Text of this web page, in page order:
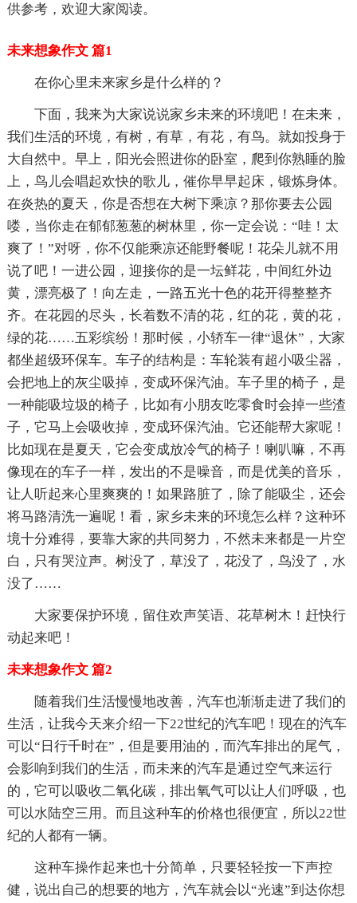
供参考，欢迎大家阅读。
未来想象作文 篇1
在你心里未来家乡是什么样的？
下面，我来为大家说说家乡未来的环境吧！在未来，
我们生活的环境，有树，有草，有花，有鸟。就如投身于
大自然中。早上，阳光会照进你的卧室，爬到你熟睡的脸
上，鸟儿会唱起欢快的歌儿，催你早早起床，锻炼身体。
在炎热的夏天，你是否想在大树下乘凉？那你要去公园
喽，当你走在郁郁葱葱的树林里，你一定会说：“哇！太
爽了！”对呀，你不仅能乘凉还能野餐呢！花朵儿就不用
说了吧！一进公园，迎接你的是一坛鲜花，中间红外边
黄，漂亮极了！向左走，一路五光十色的花开得整整齐
齐。在花园的尽头，长着数不清的花，红的花，黄的花，
绿的花……五彩缤纷！那时候，小轿车一律“退休”，大家
都坐超级环保车。车子的结构是：车轮装有超小吸尘器，
会把地上的灰尘吸掉，变成环保汽油。车子里的椅子，是
一种能吸垃圾的椅子，比如有小朋友吃零食时会掉一些渣
子，它马上会吸收掉，变成环保汽油。它还能帮大家呢！
比如现在是夏天，它会变成放冷气的椅子！喇叭嘛，不再
像现在的车子一样，发出的不是噪音，而是优美的音乐，
让人听起来心里爽爽的！如果路脏了，除了能吸尘，还会
将马路清洗一遍呢！看，家乡未来的环境怎么样？这种环
境十分难得，要靠大家的共同努力，不然未来都是一片空
白，只有哭泣声。树没了，草没了，花没了，鸟没了，水
没了……
大家要保护环境，留住欢声笑语、花草树木！赶快行
动起来吧！
未来想象作文 篇2
随着我们生活慢慢地改善，汽车也渐渐走进了我们的
生活，让我今天来介绍一下22世纪的汽车吧！现在的汽车
可以“日行千时在”，但是要用油的，而汽车排出的尾气，
会影响到我们的生活，而未来的汽车是通过空气来运行
的，它可以吸收二氧化碳，排出氧气可以让人们呼吸，也
可以水陆空三用。而且这种车的价格也很便宜，所以22世
纪的人都有一辆。
这种车操作起来也十分简单，只要轻轻按一下声控
健，说出自己的想要的地方，汽车就会以“光速”到达你想